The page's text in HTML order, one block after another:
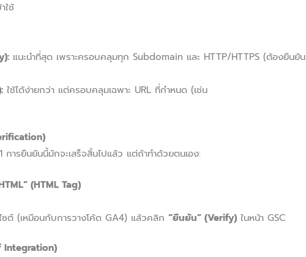
ใช้
แนะนำที่สุด เพราะครอบคลุมทุก Subdomain และ HTTP/HTTPS (ต้องยืนยัน
ใช้ได้ง่ายกว่า แต่ครอบคลุมเฉพาะ URL ที่กำหนด (เช่น
การยืนยันนี้มักจะเสร็จสิ้นไปแล้ว แต่ถ้าทำด้วยตนเอง:
(HTML Tag)
ซต์ (เหมือนกับการวางโค้ด GA4) แล้วคลิก“ยืนยัน” (Verify) ในหน้า GSC
Integration)